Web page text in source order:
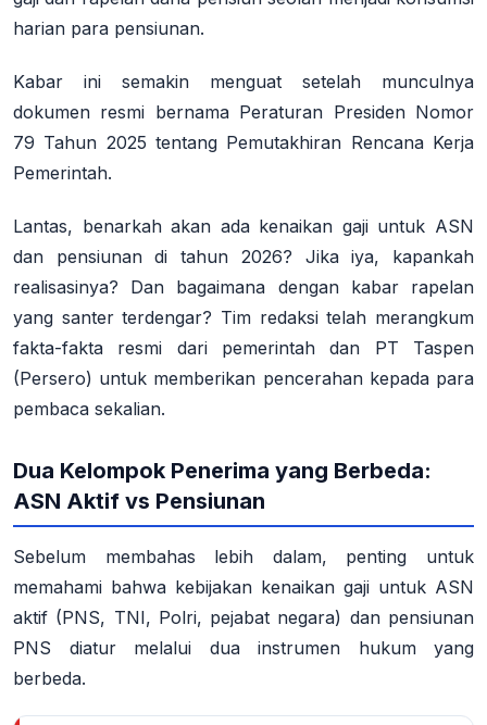
harian para pensiunan.
Kabar ini semakin menguat setelah munculnya
dokumen resmi bernama Peraturan Presiden Nomor
79 Tahun 2025 tentang Pemutakhiran Rencana Kerja
Pemerintah.
Lantas, benarkah akan ada kenaikan gaji untuk ASN
dan pensiunan di tahun 2026? Jika iya, kapankah
realisasinya? Dan bagaimana dengan kabar rapelan
yang santer terdengar? Tim redaksi telah merangkum
fakta-fakta resmi dari pemerintah dan PT Taspen
(Persero) untuk memberikan pencerahan kepada para
pembaca sekalian.
Dua Kelompok Penerima yang Berbeda:
ASN Aktif vs Pensiunan
Sebelum membahas lebih dalam, penting untuk
memahami bahwa kebijakan kenaikan gaji untuk ASN
aktif (PNS, TNI, Polri, pejabat negara) dan pensiunan
PNS diatur melalui dua instrumen hukum yang
berbeda.